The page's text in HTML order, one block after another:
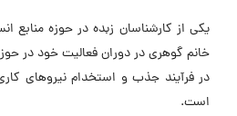
یکی از کارشناسان زبده در حوزه منابع
خانم گوهری در دوران فعالیت خود در
در فرآیند جذب و استخدام نیروهای
است.